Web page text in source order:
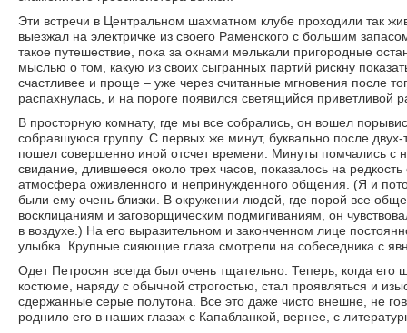
Эти встречи в Центральном шахматном клубе проходили так
выезжал на электричке из своего Раменского с большим
такое путешествие, пока за окнами мелькали пригородные
мыслью о том, какую из своих сыгранных партий рискну
счастливее и проще – уже через считанные мгновения после
распахнулась, и на пороге появился светящийся приветливой
В просторную комнату, где мы все собрались, он вошел
собравшуюся группу. С первых же минут, буквально после
пошел совершенно иной отсчет времени. Минуты помчались с
свидание, длившееся около трех часов, показалось на
атмосфера оживленного и непринужденного общения. (Я и
были ему очень близки. В окружении людей, где порой все
восклицаниям и заговорщическим подмигиваниям, он
в воздухе.) На его выразительном и законченном лице
улыбка. Крупные сияющие глаза смотрели на собеседника с
Одет Петросян всегда был очень тщательно. Теперь, когда
костюме, наряду с обычной строгостью, стал проявляться и
сдержанные серые полутона. Все это даже чисто внешне, не
роднило его в наших глазах с Капабланкой, вернее, с